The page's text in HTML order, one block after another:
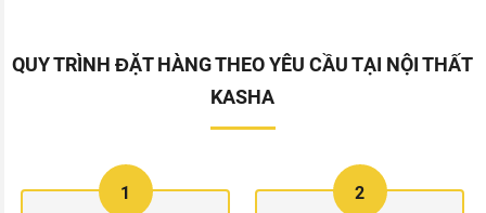
QUY TRÌNH ĐẶT HÀNG THEO YÊU CẦU TẠI NỘI THẤT
KASHA
1 2